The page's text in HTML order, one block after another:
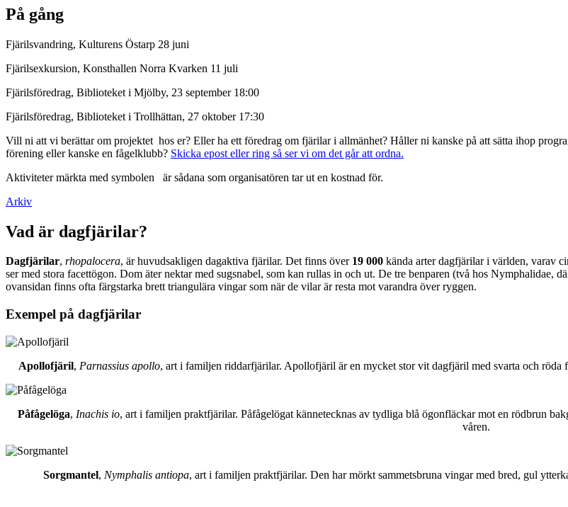
På gång
Fjärilsvandring, Kulturens Östarp 28 juni
Fjärilsexkursion, Konsthallen Norra Kvarken 11 juli
Fjärilsföredrag, Biblioteket i Mjölby, 23 september 18:00
Fjärilsföredrag, Biblioteket i Trollhättan, 27 oktober 17:30
Vill ni att vi berättar om projektet hos er? Eller ha ett föredrag om fjärilar i allmänhet? Håller ni kanske på att sätta ihop
förening eller kanske en fågelklubb? Skicka epost eller ring så ser vi om det går att ordna.
Aktiviteter märkta med symbolen
är sådana som organisatören tar ut en kostnad för.
Arkiv
Vad är dagfjärilar?
Dagfjärilar, rhopalocera, är huvudsakligen dagaktiva fjärilar. Det finns över 19 000 kända arter dagfjärilar i världen, varav
ser med stora facettögon. Dom äter nektar med sugsnabel, som kan rullas in och ut. De tre benparen (två hos Nymphalidae,
ovansidan finns ofta färgstarka brett triangulära vingar som när de vilar är resta mot varandra över ryggen.
Exempel på dagfjärilar
Apollofjäril, Parnassius apollo, art i familjen riddarfjärilar. Apollofjäril är en mycket stor vit dagfjäril med svarta och röda
Påfågelöga, Inachis io, art i familjen praktfjärilar. Påfågelögat kännetecknas av tydliga blå ögonfläckar mot en rödbrun
våren.
Sorgmantel, Nymphalis antiopa, art i familjen praktfjärilar. Den har mörkt sammetsbruna vingar med bred, gul